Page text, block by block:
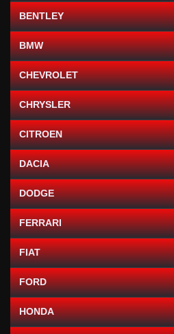
BENTLEY
BMW
CHEVROLET
CHRYSLER
CITROEN
DACIA
DODGE
FERRARI
FIAT
FORD
HONDA